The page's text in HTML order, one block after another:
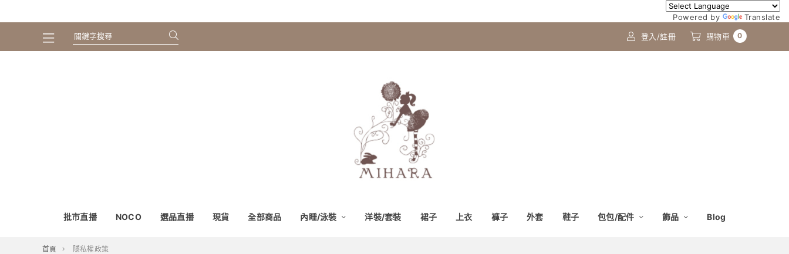
Powered by Translate
登入/註冊 購物車 0
批市直播 NOCO 選品直播 現貨 全部商品 內睡/泳裝 洋裝/套裝 裙子 上衣 褲子 外套 鞋子 包包/配件 飾品 Blog
首頁 隱私權政策